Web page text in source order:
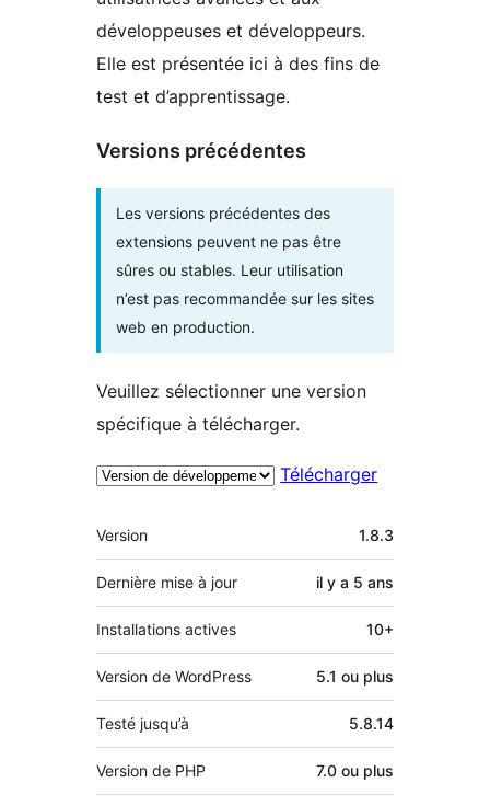
développeuses et développeurs.
Elle est présentée ici à des fins de
test et d’apprentissage.
Versions précédentes
Les versions précédentes des
extensions peuvent ne pas être
sûres ou stables. Leur utilisation
n’est pas recommandée sur les sites
web en production.
Veuillez sélectionner une version
spécifique à télécharger.
Télécharger
Méta
Version 1.8.3
Dernière mise à jour il y a 5 ans
Installations actives 10+
Version de WordPress 5.1 ou plus
Testé jusqu’à 5.8.14
Version de PHP 7.0 ou plus